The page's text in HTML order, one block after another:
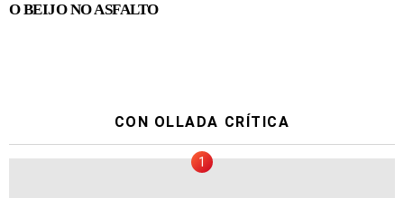
O BEIJO NO ASFALTO
CON OLLADA CRÍTICA